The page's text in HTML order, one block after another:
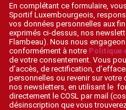
En complétant ce formulaire,
Sportif Luxembourgeois,
vos données personnelles aux
exprimés ci-dessus, nos
Flambeau). Nous nous
conformément à notre Politique
de votre consentement. Vous
d’accès, de rectification,
personnelles ou revenir sur
nos newsletters, en utilisant le
directement le COSL par mail
désinscription que vous